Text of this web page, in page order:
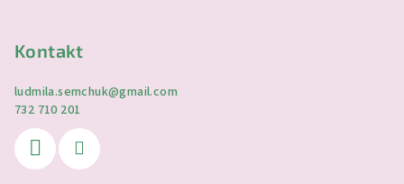
Kontakt
ludmila.semchuk@gmail.com
732 710 201